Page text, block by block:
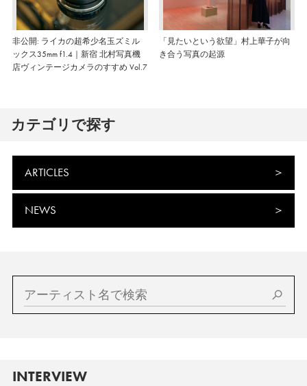
非公開: ライカの超希少名玉ズミル
ックス35mm f1.4｜新宿 北村写真機
店ヴィンテージカメラのすすめ Vol.7
「見たいという欲望」村上華子が向
き合う写真の起源
カテゴリで探す
ARTICLES
NEWS
INTERVIEW